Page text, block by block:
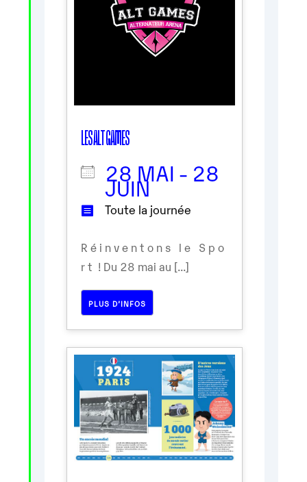
LES ALT GAMES
28 MAI - 28
JUIN
Toute la journée
R é i n v e n t o n s l e S p o
r t ! Du 28 mai au [...]
PLUS D’INFOS